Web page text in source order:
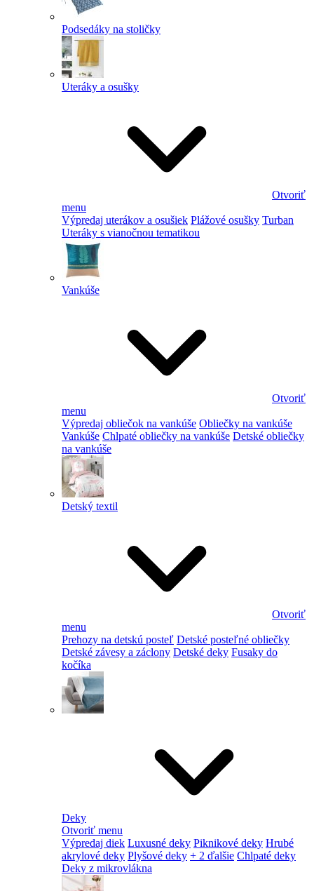
Podsedáky na stoličky
Uteráky a osušky
Otvoriť
menu
Výpredaj uterákov a osušiek Plážové osušky Turban
Uteráky s vianočnou tematikou
Vankúše
Otvoriť
menu
Výpredaj obliečok na vankúše Obliečky na vankúše
Vankúše Chlpaté obliečky na vankúše Detské obliečky
na vankúše
Detský textil
Otvoriť
menu
Prehozy na detskú posteľ Detské posteľné obliečky
Detské závesy a záclony Detské deky Fusaky do
kočíka
Deky
Otvoriť menu
Výpredaj diek Luxusné deky Piknikové deky Hrubé
akrylové deky Plyšové deky + 2 ďalšie Chlpaté deky
Deky z mikrovlákna